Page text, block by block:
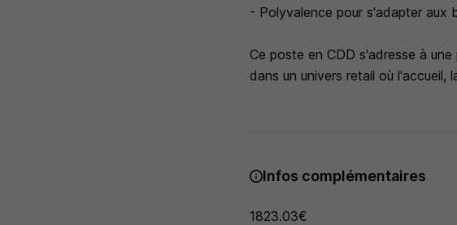
- Polyvalence pour s'adapter aux
Ce poste en CDD s'adresse à
dans un univers retail où
Infos complémentaires
1823.03€